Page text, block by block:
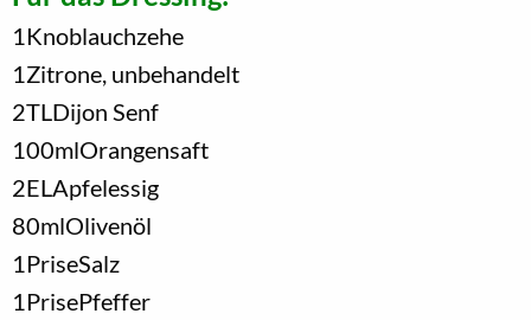
1 Knoblauchzehe
1 Zitrone, unbehandelt
2TL Dijon Senf
100mlOrangensaft
2EL Apfelessig
80mlOlivenöl
1 PriseSalz
1 PrisePfeffer